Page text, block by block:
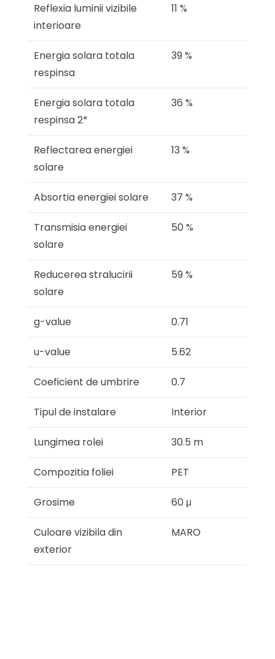
Reflexia luminii vizibile
interioare
11 %
Energia solara totala
respinsa
39 %
Energia solara totala
respinsa 2*
36 %
Reflectarea energiei
solare
13 %
Absortia energiei solare 37 %
Transmisia energiei
solare
50 %
Reducerea stralucirii
solare
59 %
g-value 0.71
u-value 5.62
Coeficient de umbrire 0.7
Tipul de instalare Interior
Lungimea rolei 30.5 m
Compozitia foliei PET
Grosime 60 μ
Culoare vizibila din
exterior
MARO